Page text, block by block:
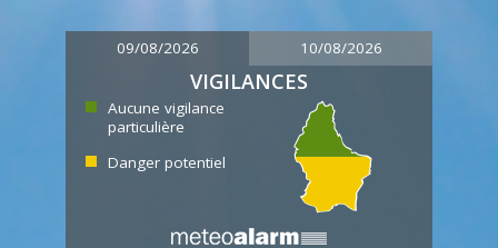
09/08/2026 10/08/2026
VIGILANCES
Aucune vigilance
particulière
Danger potentiel